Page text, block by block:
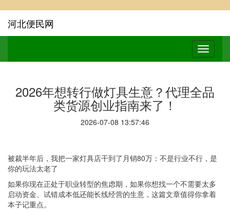
河北便民网
2026年想转行做灯具生意？代理全品
类货源创业指南来了！
2026-07-08 13:57:46
被裁半年后，我把一家灯具店干到了月销80万：不是行业不行，是
你的玩法太老了
如果你现在正处于职业转型的焦虑期，如果你想找一个不需要太多
启动资金、试错成本低还能长线经营的生意，这篇文章值得你拿着
本子记重点。